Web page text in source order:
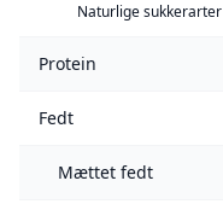
Naturlige sukkerarter
Protein
Fedt
Mættet fedt